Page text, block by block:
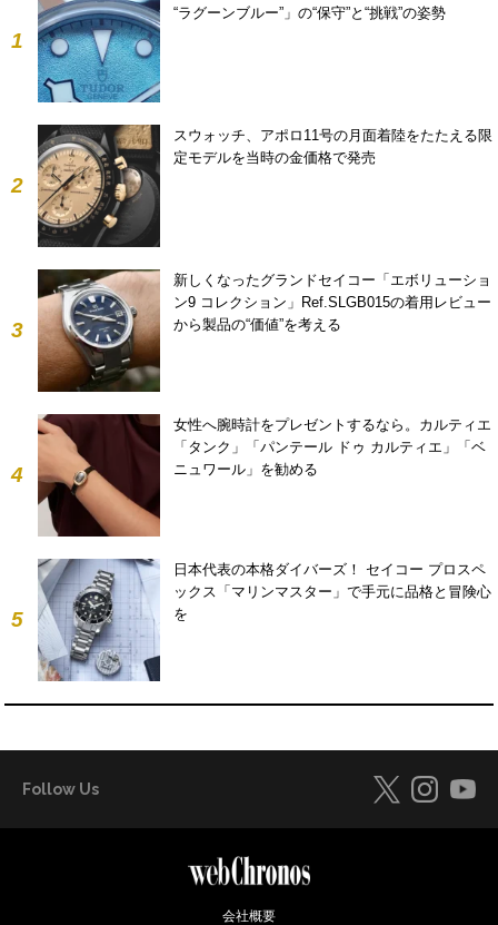
1
“ラグーンブルー”」の“保守”と“挑戦”の姿勢
2
スウォッチ、アポロ11号の月面着陸をたたえる限
定モデルを当時の金価格で発売
3
新しくなったグランドセイコー「エボリューショ
ン9 コレクション」Ref.SLGB015の着用レビュー
から製品の“価値”を考える
4
女性へ腕時計をプレゼントするなら。カルティエ
「タンク」「パンテール ドゥ カルティエ」「ベ
ニュワール」を勧める
5
日本代表の本格ダイバーズ！ セイコー プロスペ
ックス「マリンマスター」で手元に品格と冒険心
を
Follow Us
会社概要